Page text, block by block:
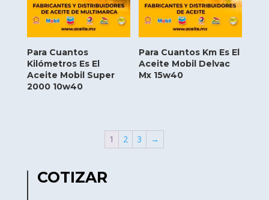
Para Cuantos
Kilómetros Es El
Aceite Mobil Super
2000 10w40
Para Cuantos Km Es El
Aceite Mobil Delvac
Mx 15w40
1 2 3 →
COTIZAR